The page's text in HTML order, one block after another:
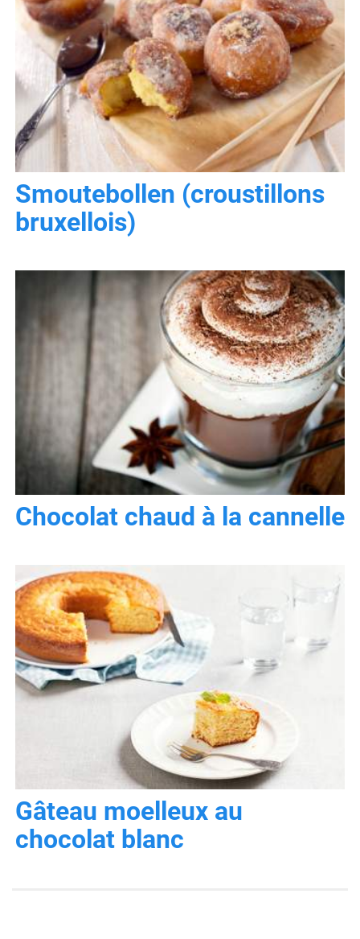
Smoutebollen (croustillons
bruxellois)
Chocolat chaud à la cannelle
Gâteau moelleux au
chocolat blanc